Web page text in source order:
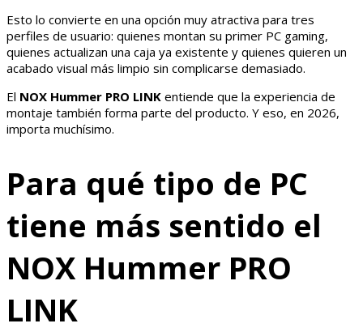
Esto lo convierte en una opción muy atractiva para tres
perfiles de usuario: quienes montan su primer PC gaming,
quienes actualizan una caja ya existente y quienes quieren un
acabado visual más limpio sin complicarse demasiado.
El NOX Hummer PRO LINK entiende que la experiencia de
montaje también forma parte del producto. Y eso, en 2026,
importa muchísimo.
Para qué tipo de PC
tiene más sentido el
NOX Hummer PRO
LINK